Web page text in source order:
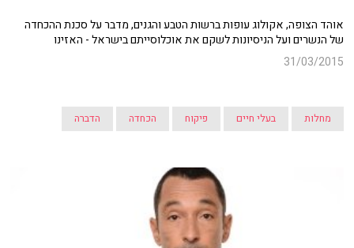
אוהד הצופה, אקולוג עופות ברשות הטבע והגנים, מדבר על סכנת ההכחדה
של הנשרים ועל הניסיונות לשקם את אוכלוסייתם בישראל - האזינו
31/03/2015
מחלות בעלי חיים פיקוח הכחדה הדברה